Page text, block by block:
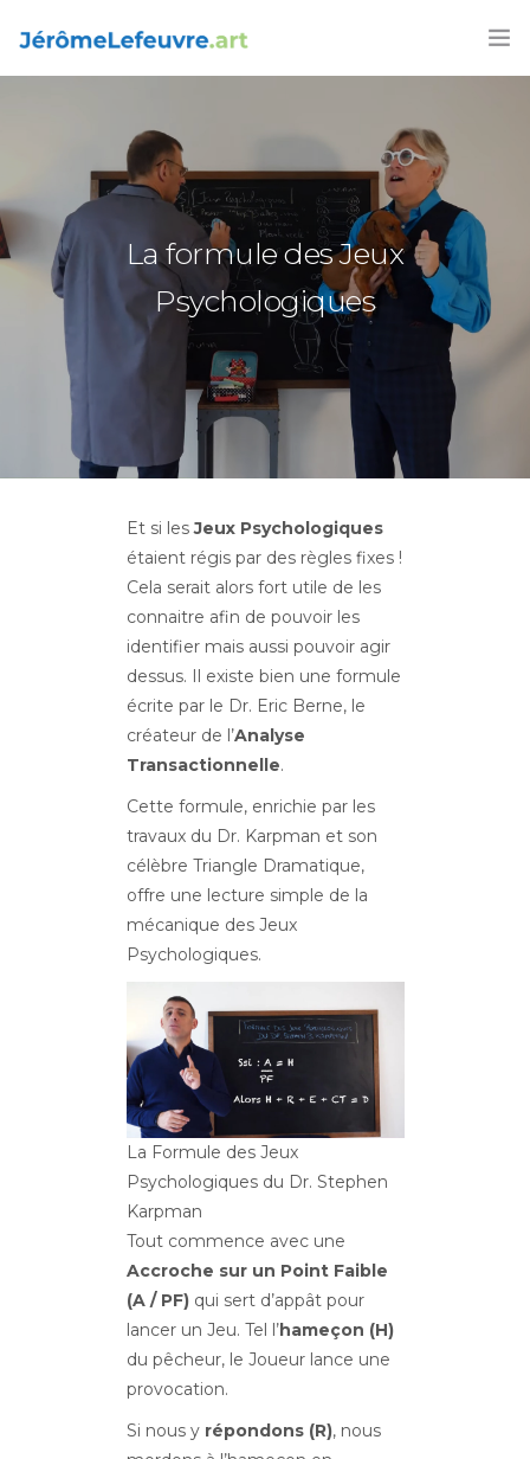
AGENDA 2026
ARTICLES
LIVRES
FRANÇAIS
La formule des Jeux
Psychologiques
Et si lesJeux Psychologiques
étaient régis par des règles fixes !
Cela serait alors fort utile de les
connaitre afin de pouvoir les
identifier mais aussi pouvoir agir
dessus. Il existe bien une formule
écrite par le Dr. Eric Berne, le
créateur de l’Analyse
Transactionnelle.
Cette formule, enrichie par les
travaux du Dr. Karpman et son
célèbre Triangle Dramatique,
offre une lecture simple de la
mécanique des Jeux
Psychologiques.
La Formule des Jeux
Psychologiques du Dr. Stephen
Karpman
Tout commence avec une
Accroche sur un Point Faible
(A / PF)qui sert d’appât pour
lancer un Jeu. Tel l’hameçon (H)
du pêcheur, le Joueur lance une
provocation.
Si nous y répondons (R), nous